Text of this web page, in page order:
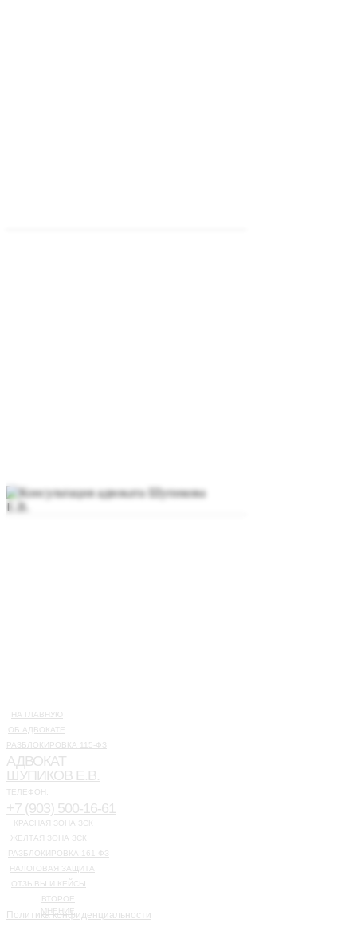
НА ГЛАВНУЮ
ОБ АДВОКАТЕ
РАЗБЛОКИРОВКА 115-ФЗ
АДВОКАТ
ШУПИКОВ Е.В.
ТЕЛЕФОН:
+7 (903) 500-16-61
КРАСНАЯ ЗОНА ЗСК
ЖЕЛТАЯ ЗОНА ЗСК
РАЗБЛОКИРОВКА 161-ФЗ
НАЛОГОВАЯ ЗАЩИТА
ОТЗЫВЫ И КЕЙСЫ
ВТОРОЕ
МНЕНИЕ
Политика конфиденциальности